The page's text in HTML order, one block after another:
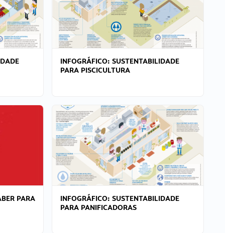
INFOGRÁFICO: SUSTENTABILIDADE
PARA PISCICULTURA
PARA
INFOGRÁFICO: SUSTENTABILIDADE
PARA PANIFICADORAS